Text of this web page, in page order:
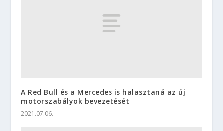
A Red Bull és a Mercedes is halasztaná az új
motorszabályok bevezetését
2021.07.06.